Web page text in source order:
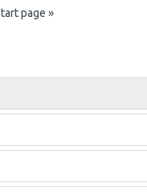
page »